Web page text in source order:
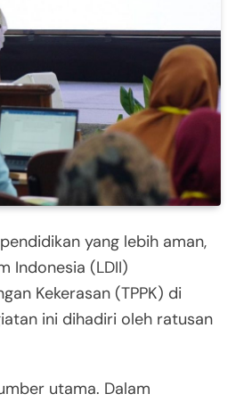
yang lebih aman,
Indonesia (LDII)
Kekerasan (TPPK) di
ini dihadiri oleh ratusan
utama. Dalam